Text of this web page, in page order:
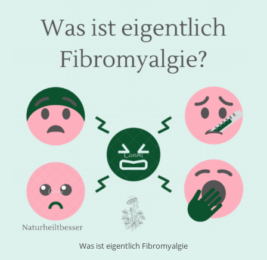
Was ist eigentlich Fibromyalgie